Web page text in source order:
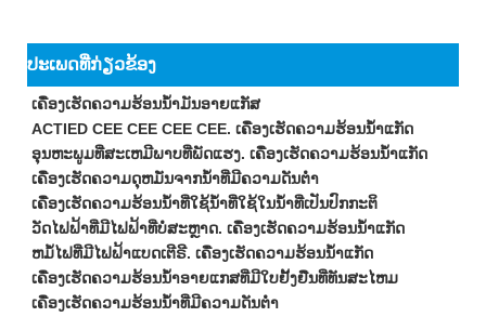
ປະເພດທີ່ກ່ຽວຂ້ອງ
ເຄື່ອງເຮັດຄວາມຮ້ອນນ້ໍາມັນອາຍແກັສ
ACTIED CEE CEE CEE CEE. ເຄື່ອງເຮັດຄວາມຮ້ອນນ້ໍາແກັດ
ອຸນຫະພູມທີ່ສະເຫມີພາບທີ່ພັດແຮງ. ເຄື່ອງເຮັດຄວາມຮ້ອນນ້ໍາແກັດ
ເຄື່ອງເຮັດຄວາມດຸຫມັ່ນຈາກນ້ໍາທີ່ມີຄວາມດັນຕ່ໍາ
ເຄື່ອງເຮັດຄວາມຮ້ອນນ້ໍາທີ່ໃຊ້ນ້ໍາທີ່ໃຊ້ໃນນ້ໍາທີ່ເປັນປົກກະຕິ
ວັດໄຟຟ້າທີ່ມີໄຟຟ້າທີ່ບໍ່ສະຫຼາດ. ເຄື່ອງເຮັດຄວາມຮ້ອນນ້ໍາແກັດ
ຫມໍ້ໄຟທີ່ມີໄຟຟ້າແບດເຕີຣີ. ເຄື່ອງເຮັດຄວາມຮ້ອນນ້ໍາແກັດ
ເຄື່ອງເຮັດຄວາມຮ້ອນນ້ໍາອາຍແກສທີ່ມີໃບຢັ້ງຢືນທີ່ທັນສະໄຫມ
ເຄື່ອງເຮັດຄວາມຮ້ອນນ້ໍາທີ່ມີຄວາມດັນຕ່ໍາ